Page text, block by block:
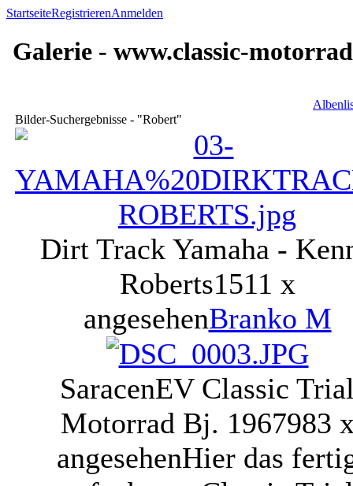
StartseiteRegistrierenAnmelden
Galerie - www.classic-
Bilder-Suchergebnisse - "Robert"
Dirt Track Yamaha -
Roberts1511 x
angesehenBranko M
SaracenEV Classic
Motorrad Bj. 1967983
angesehenHier das